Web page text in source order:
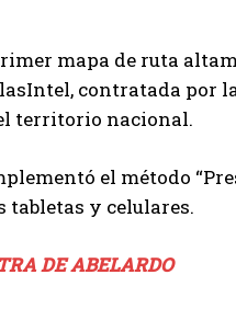
mapa de ruta
contratada por
territorio nacional.
el método
y celulares.
DE ABELARDO